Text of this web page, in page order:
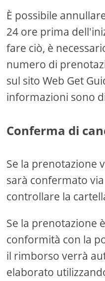
È possibile
24 ore prima
fare ciò, è
numero di
sul sito Web Get
informazioni sono
Conferma di
Se la prenotazione
sarà confermato
controllare la
Se la prenotazione
conformità con la
il rimborso verrà
elaborato